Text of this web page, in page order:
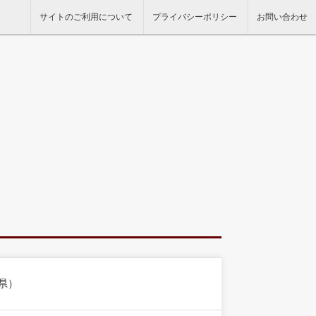
サイトのご利用について プライバシーポリシー お問い合わせ
）